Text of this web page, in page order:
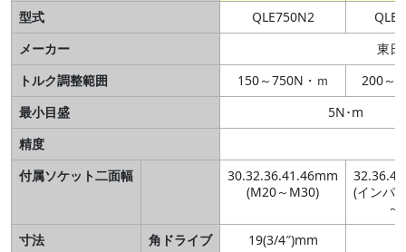
型式
QLE750N2
メーカー
東日
トルク調整範囲
150～750N・ｍ
200～
最小目盛
5N･m
精度
付属ソケット二面幅
30.32.36.41.46mm
(M20～M30)
(インパ
～
寸法
角ドライブ
19(3/4″)mm